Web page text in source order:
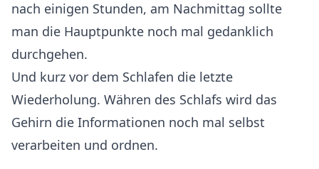
nach einigen Stunden, am Nachmittag sollte
man die Hauptpunkte noch mal gedanklich
durchgehen.
Und kurz vor dem Schlafen die letzte
Wiederholung. Währen des Schlafs wird das
Gehirn die Informationen noch mal selbst
verarbeiten und ordnen.